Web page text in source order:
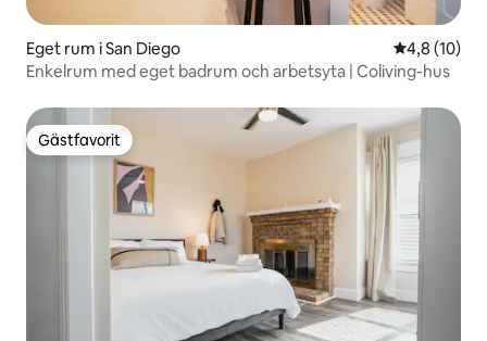
Eget rum i San Diego 4,8 av 5 i
4,8 (10)
Enkelrum med eget badrum och arbetsyta | Coliving-hus
Gästfavorit
Gästfavorit